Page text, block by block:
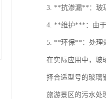
3. **抗渗漏**：玻
4. **维护***：由于
5. **环保**：处理
在实际应用中，玻
择合适型号的玻璃
旅游景区的污水处